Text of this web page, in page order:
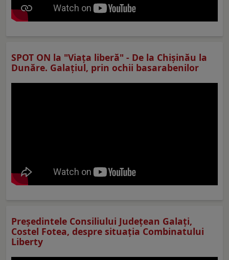
SPOT ON la "Viaţa liberă" - De la Chișinău la
Dunăre. Galațiul, prin ochii basarabenilor
Preşedintele Consiliului Judeţean Galaţi,
Costel Fotea, despre situaţia Combinatului
Liberty